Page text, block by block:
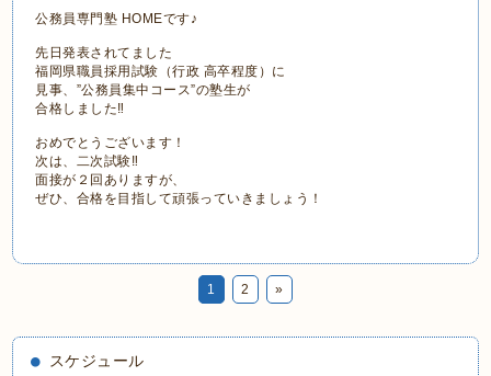
公務員専門塾 HOMEです♪
先日発表されてました
福岡県職員採用試験（行政 高卒程度）に
見事、”公務員集中コース”の塾生が
合格しました‼
おめでとうございます！
次は、二次試験‼
面接が２回ありますが、
ぜひ、合格を目指して頑張っていきましょう！
1 2 »
スケジュール